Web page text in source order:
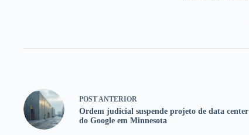
POSTANTERIOR
Ordem judicial suspende projeto de data center
do Google em Minnesota